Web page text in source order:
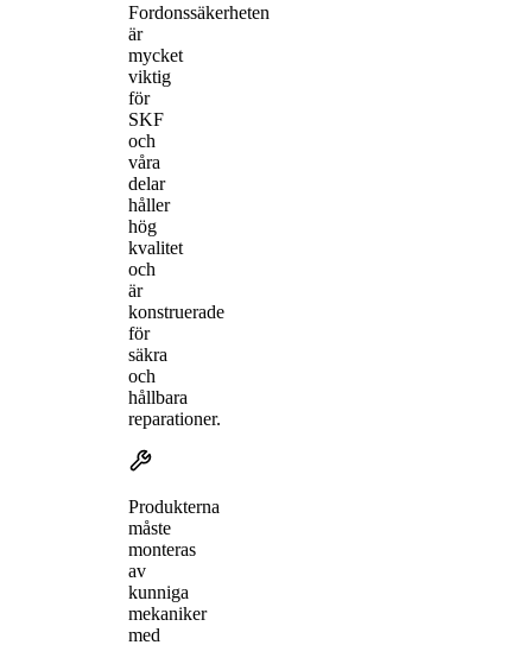
Fordonssäkerheten
är
mycket
viktig
för
SKF
och
våra
delar
håller
hög
kvalitet
och
är
konstruerade
för
säkra
och
hållbara
reparationer.
Produkterna
måste
monteras
av
kunniga
mekaniker
med